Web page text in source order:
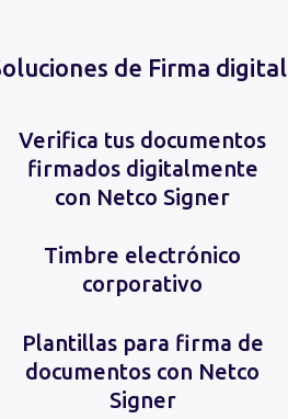
de Firma digital
Verifica tus documentos
firmados digitalmente
con Netco Signer
Timbre electrónico
corporativo
Plantillas para firma de
documentos con Netco
Signer